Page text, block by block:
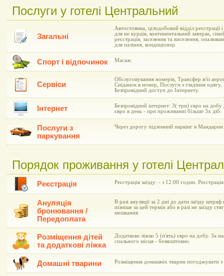
Послуги у готелі Центральний
Загальні
Автостоянка, цілодобовий відділ
для не курців, континентальний завтрак,
реєстрація, заселення та виселення,
для паління, кондиціонер.
Спорт і відпочинок Масаж.
Сервіси
Обслуговування номерів, Трансфер в/із
Сніданок в номер, Послуги з гладіння
Безпровідний доступ до Інтернету.
Інтернет
Безпровідний інтернет: 3( три) євро на
євро в день - при проживанні більше 3х діб.
Послуги з
паркування
Через дорогу підземний паркінг в
Порядок проживання у готелі
Реєстрація Реєстрація заїзду: - з 12:00 годин.
Ануляція
бронювання /
Передоплата
В разі ануляції за 2 дні до дати заїзду штраф
пізніше за цей термін або в разі не заїзду
мешкання.
Розміщення дітей
та додаткові ліжка
Додаткове ліжко 5 (п'ять) євро на добу. За
спального місця - безкоштовно.
Домашні тварини Розміщення домашніх тварин погоджувати з